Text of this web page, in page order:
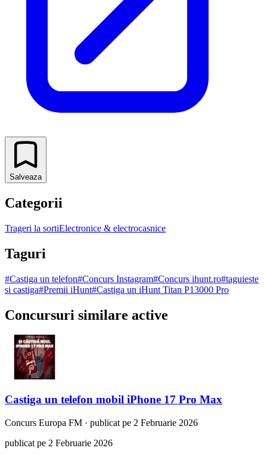
Salveaza
Categorii
Trageri la sortiElectronice & electrocasnice
Taguri
#Castiga un telefon#Concurs Instagram#Concurs ihunt.ro#taguieste
si castiga#Premii iHunt#Castiga un iHunt Titan P13000 Pro
Concursuri similare active
Castiga un telefon mobil iPhone 17 Pro Max
Concurs Europa FM · publicat pe 2 Februarie 2026
publicat pe 2 Februarie 2026